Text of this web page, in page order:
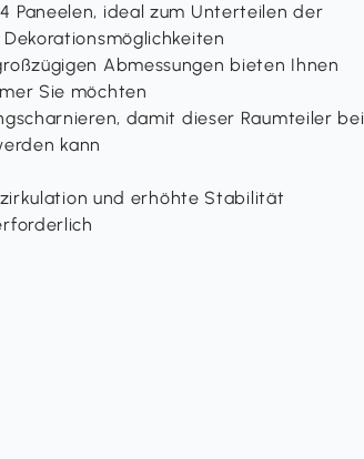
Paneelen, ideal zum Unterteilen der
Abmessungen bieten Ihnen
Sie möchten
damit dieser Raumteiler bei
kann
und erhöhte Stabilität